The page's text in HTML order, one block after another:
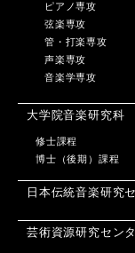
ピアノ専攻
弦楽専攻
管・打楽専攻
声楽専攻
音楽学専攻
大学院音楽研究科
修士課程
博士（後期）課程
日本伝統音楽研究
芸術資源研究セン